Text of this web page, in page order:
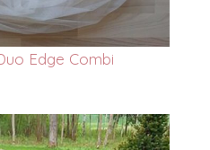
Edge Combi